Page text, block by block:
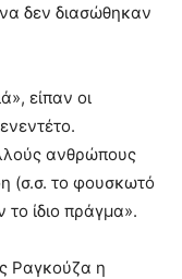
δεν διασώθηκαν
είπαν οι
ανθρώπους
(σ.σ. το φουσκωτό
το ίδιο πράγμα».
Ραγκούζα η